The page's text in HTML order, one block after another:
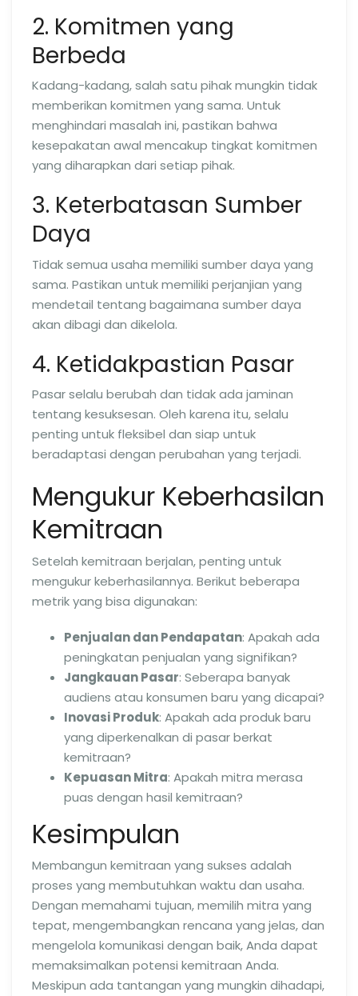
2. Komitmen yang
Berbeda
Kadang-kadang, salah satu pihak mungkin tidak
memberikan komitmen yang sama. Untuk
menghindari masalah ini, pastikan bahwa
kesepakatan awal mencakup tingkat komitmen
yang diharapkan dari setiap pihak.
3. Keterbatasan Sumber
Daya
Tidak semua usaha memiliki sumber daya yang
sama. Pastikan untuk memiliki perjanjian yang
mendetail tentang bagaimana sumber daya
akan dibagi dan dikelola.
4. Ketidakpastian Pasar
Pasar selalu berubah dan tidak ada jaminan
tentang kesuksesan. Oleh karena itu, selalu
penting untuk fleksibel dan siap untuk
beradaptasi dengan perubahan yang terjadi.
Mengukur Keberhasilan
Kemitraan
Setelah kemitraan berjalan, penting untuk
mengukur keberhasilannya. Berikut beberapa
metrik yang bisa digunakan:
Penjualan dan Pendapatan: Apakah ada
peningkatan penjualan yang signifikan?
Jangkauan Pasar: Seberapa banyak
audiens atau konsumen baru yang dicapai?
Inovasi Produk: Apakah ada produk baru
yang diperkenalkan di pasar berkat
kemitraan?
Kepuasan Mitra: Apakah mitra merasa
puas dengan hasil kemitraan?
Kesimpulan
Membangun kemitraan yang sukses adalah
proses yang membutuhkan waktu dan usaha.
Dengan memahami tujuan, memilih mitra yang
tepat, mengembangkan rencana yang jelas, dan
mengelola komunikasi dengan baik, Anda dapat
memaksimalkan potensi kemitraan Anda.
Meskipun ada tantangan yang mungkin dihadapi,